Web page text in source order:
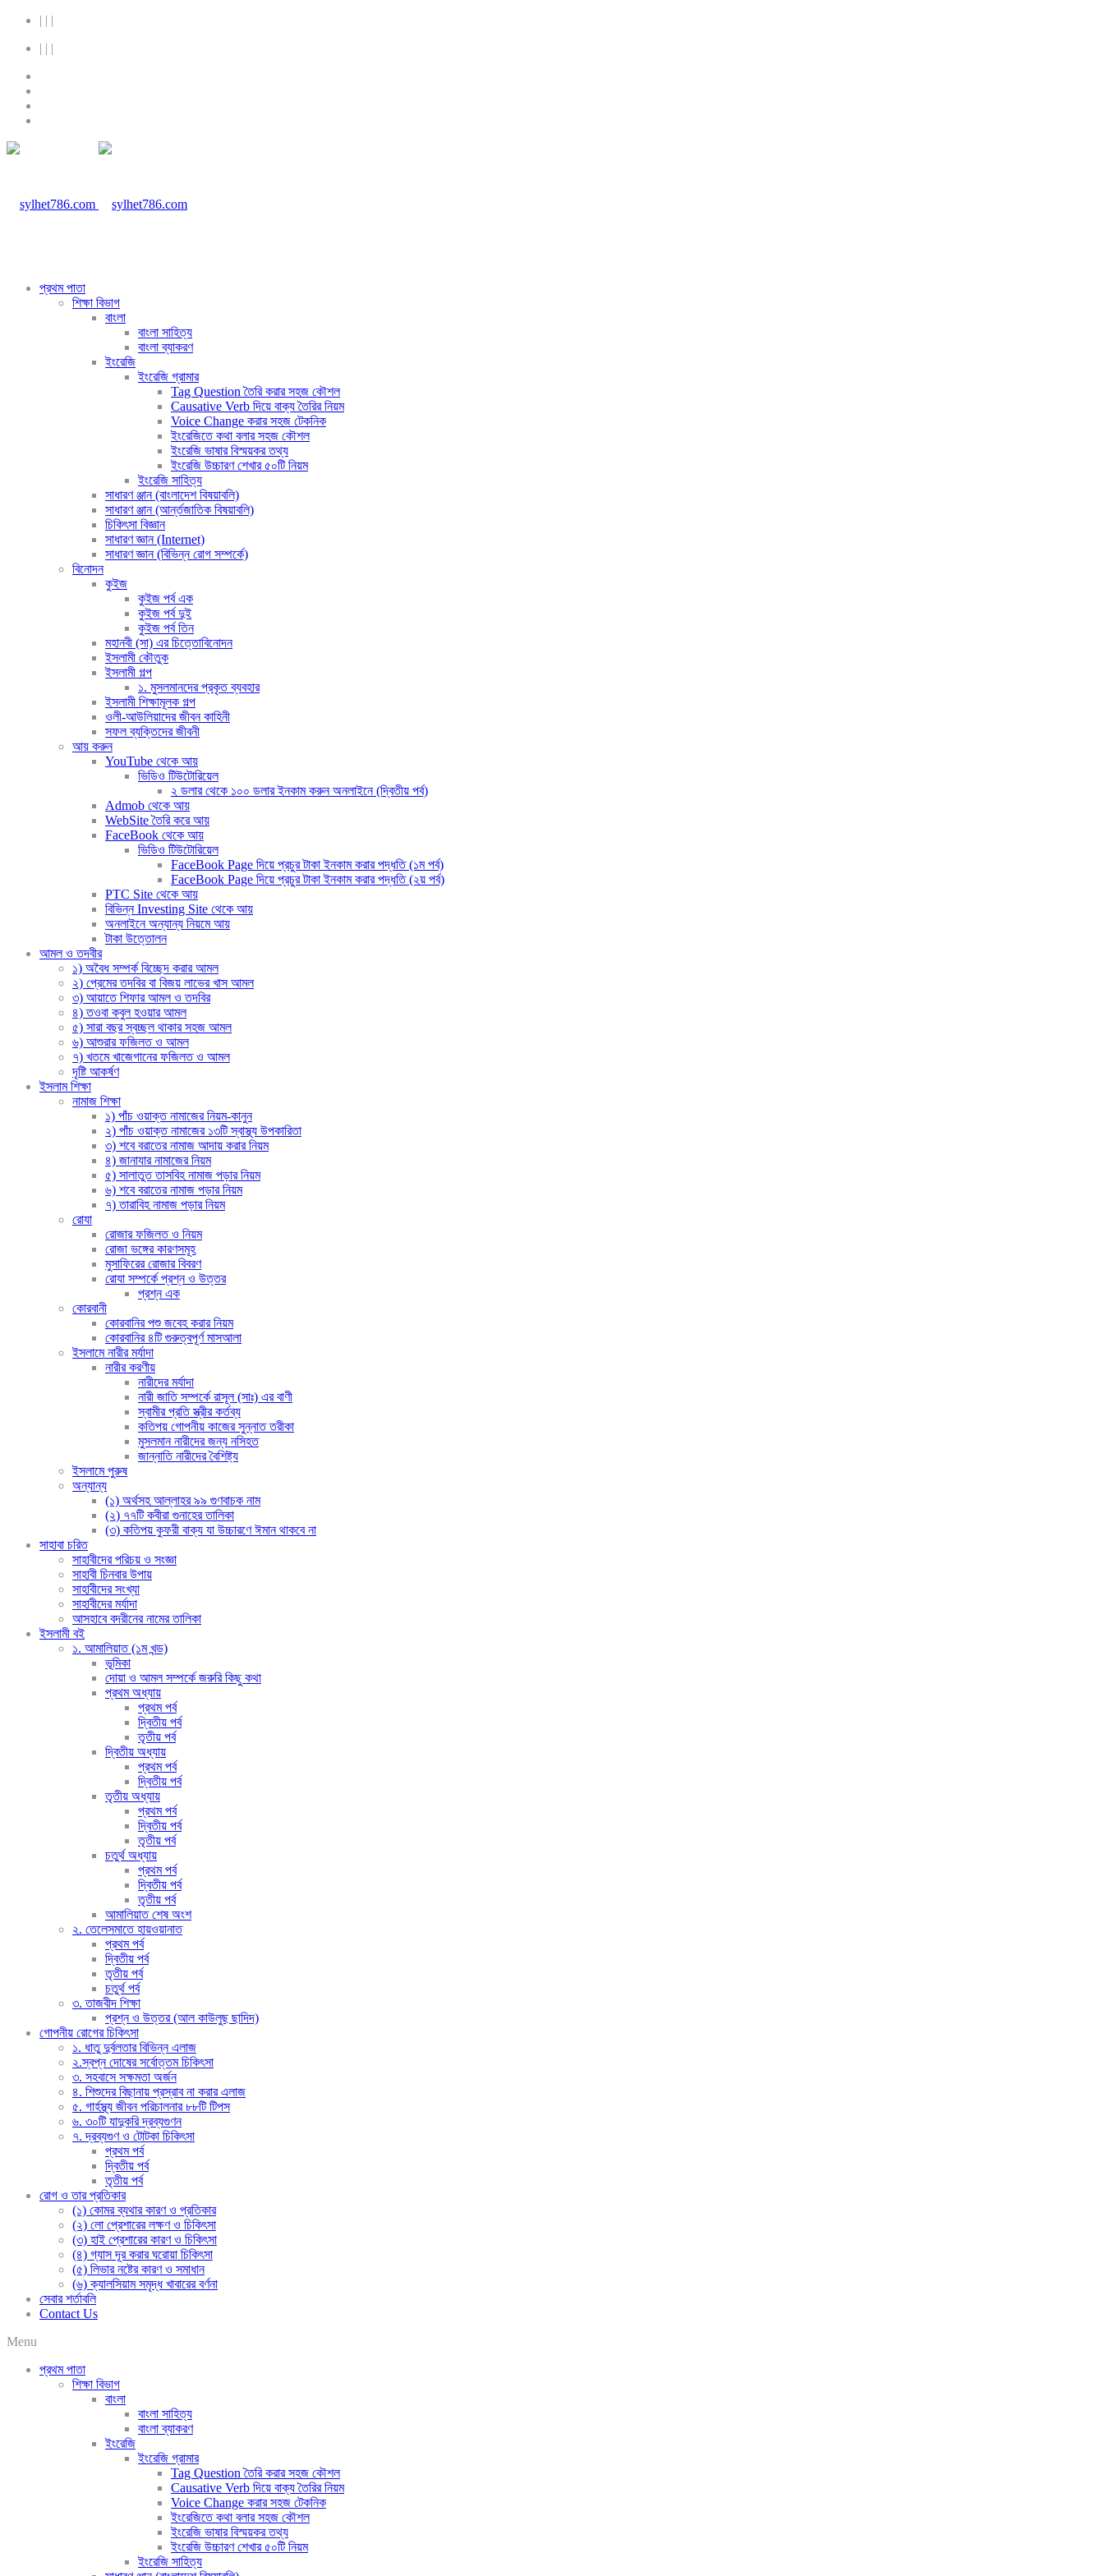
| | |
| | |
প্রথম পাতা
শিক্ষা বিভাগ
বাংলা
বাংলা সাহিত্য
বাংলা ব্যাকরণ
ইংরেজি
ইংরেজি গ্রামার
Tag Question তৈরি করার সহজ কৌশল
Causative Verb দিয়ে বাক্য তৈরির নিয়ম
Voice Change করার সহজ টেকনিক
ইংরেজিতে কথা বলার সহজ কৌশল
ইংরেজি ভাষার বিস্ময়কর তথ্য
ইংরেজি উচ্চারণ শেখার ৫০টি নিয়ম
ইংরেজি সাহিত্য
সাধারণ ঞ্জান (বাংলাদেশ বিষয়াবলি)
সাধারণ ঞ্জান (আর্ন্তজাতিক বিষয়াবলি)
চিকিৎসা বিজ্ঞান
সাধারণ জ্ঞান (Internet)
সাধারণ জ্ঞান (বিভিন্ন রোগ সম্পর্কে)
বিনোদন
কুইজ
কুইজ পর্ব এক
কুইজ পর্ব দুই
কুইজ পর্ব তিন
মহানবী (সা) এর চিত্তোবিনোদন
ইসলামী কৌতুক
ইসলামী গল্প
১. মুসলমানদের প্রকৃত ব্যবহার
ইসলামী শিক্ষামূলক গল্প
ওলী-আউলিয়াদের জীবন কাহিনী
সফল ব্যক্তিদের জীবনী
আয় করুন
YouTube থেকে আয়
ভিডিও টিউটোরিয়েল
২ ডলার থেকে ১০০ ডলার ইনকাম করুন অনলাইনে (দ্বিতীয় পর্ব)
Admob থেকে আয়
WebSite তৈরি করে আয়
FaceBook থেকে আয়
ভিডিও টিউটোরিয়েল
FaceBook Page দিয়ে প্রচুর টাকা ইনকাম করার পদ্ধতি (১ম পর্ব)
FaceBook Page দিয়ে প্রচুর টাকা ইনকাম করার পদ্ধতি (২য় পর্ব)
PTC Site থেকে আয়
বিভিন্ন Investing Site থেকে আয়
অনলাইনে অন্যান্য নিয়মে আয়
টাকা উত্তোলন
আমল ও তদবীর
১) অবৈধ সম্পর্ক বিচ্ছেদ করার আমল
২) প্রেমের তদবির বা বিজয় লাভের খাস আমল
৩) আয়াতে শিফার আমল ও তদবির
৪) তওবা কবুল হওয়ার আমল
৫) সারা বছর স্বচ্ছল থাকার সহজ আমল
৬) আশুরার ফজিলত ও আমল
৭) খতমে খাজেগানের ফজিলত ও আমল
দৃষ্টি আকর্ষণ
ইসলাম শিক্ষা
নামাজ শিক্ষা
১) পাঁচ ওয়াক্ত নামাজের নিয়ম-কানুন
২) পাঁচ ওয়াক্ত নামাজের ১৩টি স্বাস্থ্য উপকারিতা
৩) শবে বরাতের নামাজ আদায় করার নিয়ম
৪) জানাযার নামাজের নিয়ম
৫) সালাতুত তাসবিহ নামাজ পড়ার নিয়ম
৬) শবে বরাতের নামাজ পড়ার নিয়ম
৭) তারাবিহ নামাজ পড়ার নিয়ম
রোযা
রোজার ফজিলত ও নিয়ম
রোজা ভঙ্গের কারণসমূহ
মুসাফিরের রোজার বিবরণ
রোযা সম্পর্কে প্রশ্ন ও উত্তর
প্রশ্ন এক
কোরবানী
কোরবানির পশু জবেহ করার নিয়ম
কোরবানির ৪টি গুরুত্বপূর্ণ মাসআলা
ইসলামে নারীর মর্যাদা
নারীর করণীয়
নারীদের মর্যাদা
নারী জাতি সম্পর্কে রাসূল (সাঃ) এর বাণী
স্বামীর প্রতি স্ত্রীর কর্তব্য
কতিপয় গোপনীয় কাজের সুন্নাত তরীকা
মুসলমান নারীদের জন্য নসিহত
জান্নাতি নারীদের বৈশিষ্ট্য
ইসলামে পুরুষ
অন্যান্য
(১) অর্থসহ আল্লাহর ৯৯ গুণবাচক নাম
(২) ৭৭টি কবীরা গুনাহের তালিকা
(৩) কতিপয় কুফরী বাক্য যা উচ্চারণে ঈমান থাকবে না
সাহাবা চরিত
সাহাবীদের পরিচয় ও সংজ্ঞা
সাহাবী চিনবার উপায়
সাহাবীদের সংখ্যা
সাহাবীদের মর্যাদা
আসহাবে বদরীনের নামের তালিকা
ইসলামী বই
১. আমালিয়াত (১ম খন্ড)
ভূমিকা
দোয়া ও আমল সম্পর্কে জরুরি কিছু কথা
প্রথম অধ্যায়
প্রথম পর্ব
দ্বিতীয় পর্ব
তৃতীয় পর্ব
দ্বিতীয় অধ্যায়
প্রথম পর্ব
দ্বিতীয় পর্ব
তৃতীয় অধ্যায়
প্রথম পর্ব
দ্বিতীয় পর্ব
তৃতীয় পর্ব
চতুর্থ অধ্যায়
প্রথম পর্ব
দ্বিতীয় পর্ব
তৃতীয় পর্ব
আমালিয়াত শেষ অংশ
২. তেলেসমাতে হায়ওয়ানাত
প্রথম পর্ব
দ্বিতীয় পর্ব
তৃতীয় পর্ব
চতুর্থ পর্ব
৩. তাজবীদ শিক্ষা
প্রশ্ন ও উত্তর (আল কাউলুছ ছাদিদ)
গোপনীয় রোগের চিকিৎসা
১. ধাতু দুর্বলতার বিভিন্ন এলাজ
২.স্বপ্ন দোষের সর্বোত্তম চিকিৎসা
৩. সহবাসে সক্ষমতা অর্জন
৪. শিশুদের বিছানায় প্রস্রাব না করার এলাজ
৫. গার্হস্থ্য জীবন পরিচালনার ৮৮টি টিপস
৬. ৩০টি যাদুকরি দ্রব্যগুণন
৭. দ্রব্যগুণ ও টোটকা চিকিৎসা
প্রথম পর্ব
দ্বিতীয় পর্ব
তৃতীয় পর্ব
রোগ ও তার প্রতিকার
(১) কোমর ব্যথার কারণ ও প্রতিকার
(২) লো প্রেশারের লক্ষণ ও চিকিৎসা
(৩) হাই প্রেশারের কারণ ও চিকিৎসা
(৪) গ্যাস দূর করার ঘরোয়া চিকিৎসা
(৫) লিভার নষ্টের কারণ ও সমাধান
(৬) ক্যালসিয়াম সমৃদ্ধ খাবারের বর্ণনা
সেবার শর্তাবলি
Contact Us
Menu
প্রথম পাতা
শিক্ষা বিভাগ
বাংলা
বাংলা সাহিত্য
বাংলা ব্যাকরণ
ইংরেজি
ইংরেজি গ্রামার
Tag Question তৈরি করার সহজ কৌশল
Causative Verb দিয়ে বাক্য তৈরির নিয়ম
Voice Change করার সহজ টেকনিক
ইংরেজিতে কথা বলার সহজ কৌশল
ইংরেজি ভাষার বিস্ময়কর তথ্য
ইংরেজি উচ্চারণ শেখার ৫০টি নিয়ম
ইংরেজি সাহিত্য